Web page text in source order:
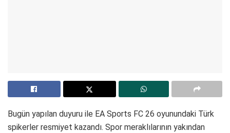
Bugün yapılan duyuru ile EA Sports FC 26 oyunundaki Türk
spikerler resmiyet kazandı. Spor meraklılarının yakından